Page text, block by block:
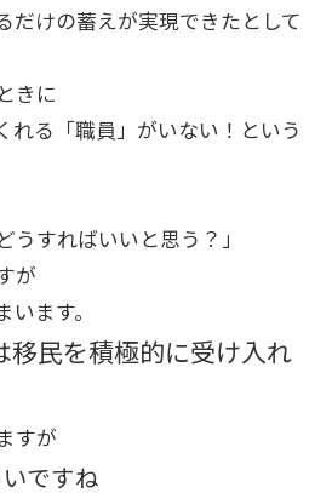
だけの蓄えが実現できたとして
きに
れる「職員」がいない！という
うすればいいと思う？」
が
ます。
移民を積極的に受け入れ
すが
ですね